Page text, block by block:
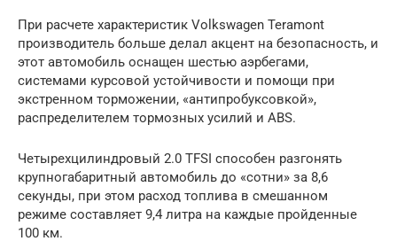
При расчете характеристик Volkswagen Teramont
производитель больше делал акцент на безопасность, и
этот автомобиль оснащен шестью аэрбегами,
системами курсовой устойчивости и помощи при
экстренном торможении, «антипробуксовкой»,
распределителем тормозных усилий и ABS.
Четырехцилиндровый 2.0 TFSI способен разгонять
крупногабаритный автомобиль до «сотни» за 8,6
секунды, при этом расход топлива в смешанном
режиме составляет 9,4 литра на каждые пройденные
100 км.